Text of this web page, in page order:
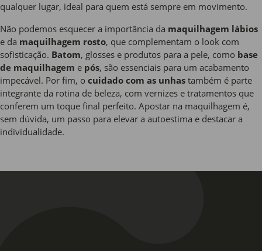
qualquer lugar, ideal para quem está sempre em movimento.
Não podemos esquecer a importância da maquilhagem lábios
e da maquilhagem rosto, que complementam o look com
sofisticação. Batom, glosses e produtos para a pele, como base
de maquilhagem e pós, são essenciais para um acabamento
impecável. Por fim, o cuidado com as unhas também é parte
integrante da rotina de beleza, com vernizes e tratamentos que
conferem um toque final perfeito. Apostar na maquilhagem é,
sem dúvida, um passo para elevar a autoestima e destacar a
individualidade.